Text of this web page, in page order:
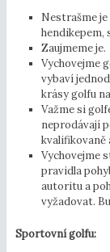
Nestrašme
hendikepem,
Zaujmeme je.
Vychovejme
vybaví
krásy golfu
Važme si
neprodávají
kvalifikovaně
Vychovejme
pravidla
autoritu a
vyžadovat.
Sportovní golfu: